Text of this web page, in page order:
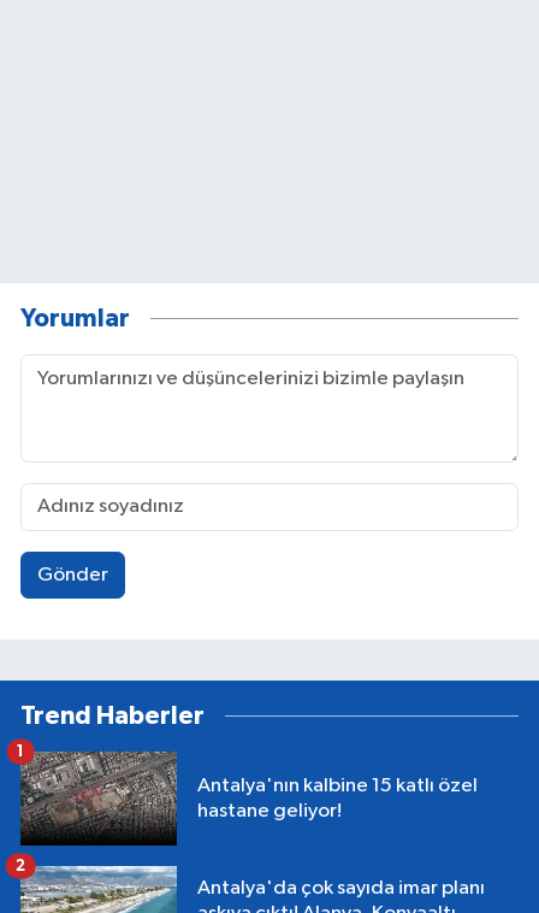
Yorumlar
Gönder
Trend Haberler
Antalya'nın kalbine 15 katlı özel
hastane geliyor!
1
Antalya'da çok sayıda imar planı
2